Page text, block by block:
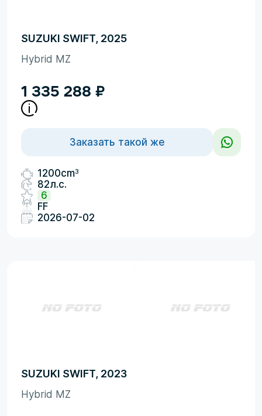
SUZUKI SWIFT, 2025
Hybrid MZ
1 335 288 ₽
Заказать такой же
1200cm3
82л.с.
6
FF
2026-07-02
SUZUKI SWIFT, 2023
Hybrid MZ